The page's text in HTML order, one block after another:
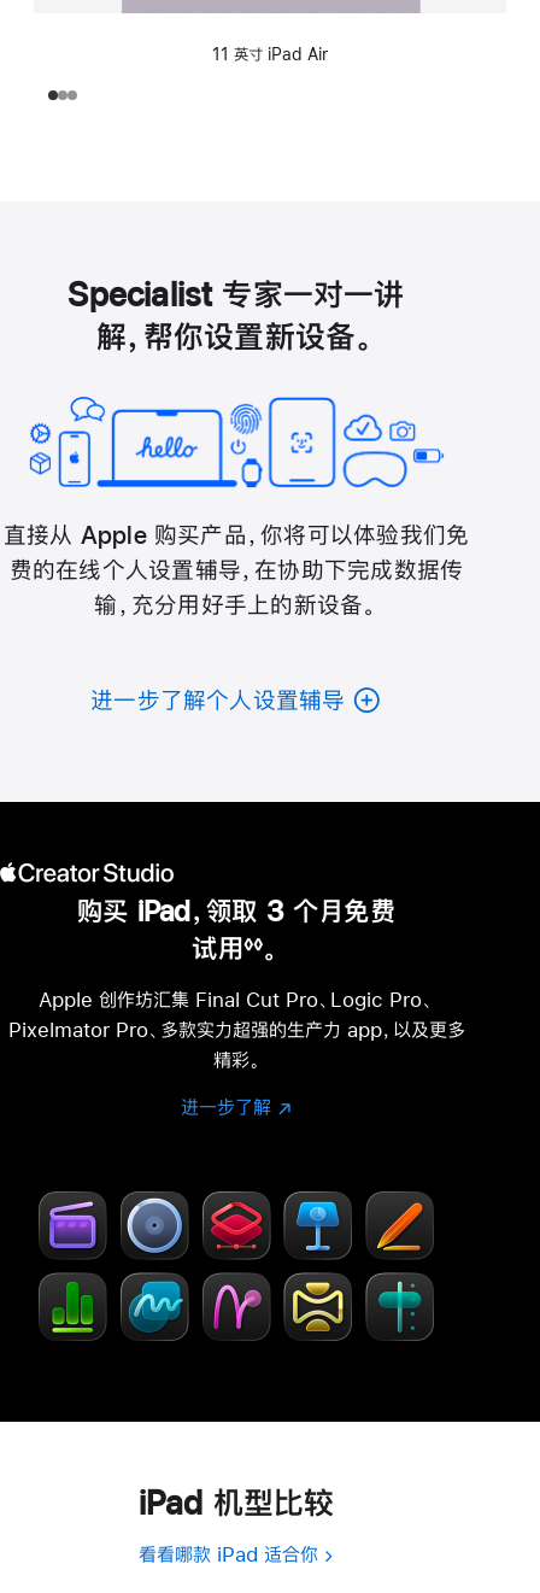
11 英寸 iPad Air
Specialist 专家一对一讲
解，帮你设置新设备。
直接从 Apple 购买产品，你将可以体验我们免
费的在线个人设置辅导，在协助下完成数据传
输，充分用好手上的新设备。
进一步了解个人设置辅导
购买 iPad，领取 3 个月免费
试用
注
◊◊。
Apple 创作坊汇集 Final Cut Pro、Logic Pro、
Pixelmator Pro、多款实力超强的生产力 app，以及更多
精彩。
进一步了解 进
了
Creator Studio
(在
口
打
开)
iPad 机型比较
看看哪款 iPad 适合你